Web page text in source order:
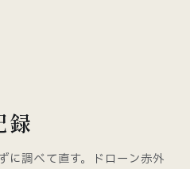
録
に調べて直す。ドローン赤外